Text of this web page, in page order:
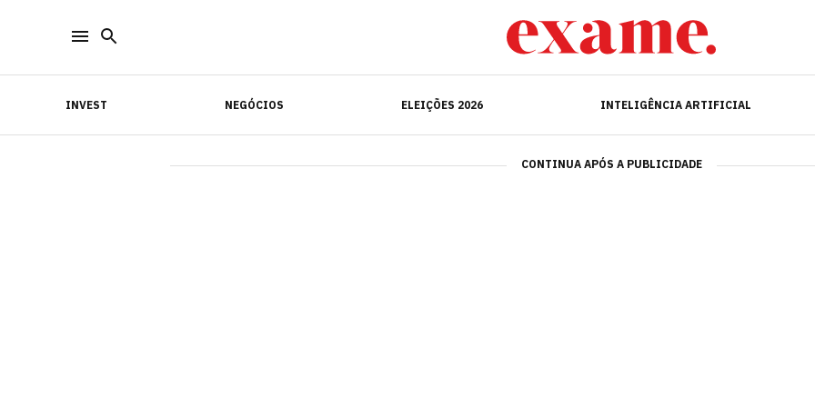
INVEST NEGÓCIOS ELEIÇÕES 2026 INTELIGÊNCIA ARTIFICIAL
INVEST INTELIGÊNCIA ARTIFICIAL
CONTINUA APÓS A PUBLICIDADE